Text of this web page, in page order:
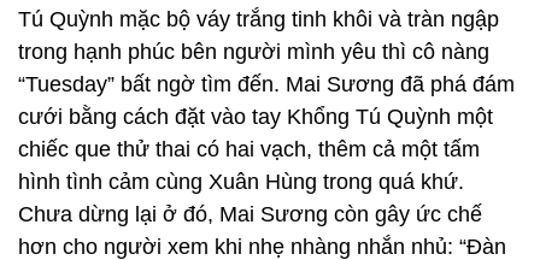
Tú Quỳnh mặc bộ váy trắng tinh khôi và tràn ngập
trong hạnh phúc bên người mình yêu thì cô nàng
“Tuesday” bất ngờ tìm đến. Mai Sương đã phá đám
cưới bằng cách đặt vào tay Khổng Tú Quỳnh một
chiếc que thử thai có hai vạch, thêm cả một tấm
hình tình cảm cùng Xuân Hùng trong quá khứ.
Chưa dừng lại ở đó, Mai Sương còn gây ức chế
hơn cho người xem khi nhẹ nhàng nhắn nhủ: “Đàn